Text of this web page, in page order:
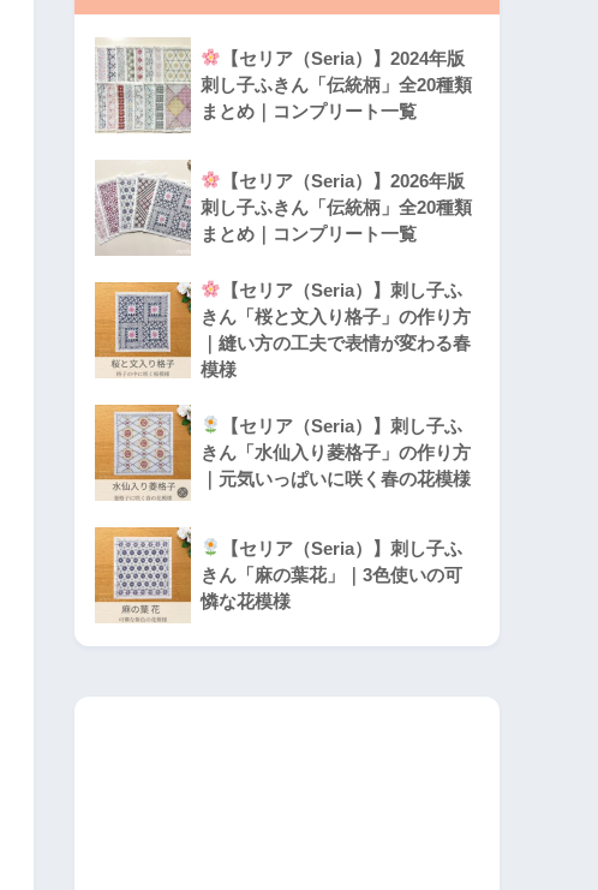
【セリア（Seria）】2024年版
刺し子ふきん「伝統柄」全20種類
まとめ｜コンプリート一覧
【セリア（Seria）】2026年版
刺し子ふきん「伝統柄」全20種類
まとめ｜コンプリート一覧
【セリア（Seria）】刺し子ふ
きん「桜と文入り格子」の作り方
｜縫い方の工夫で表情が変わる春
模様
【セリア（Seria）】刺し子ふ
きん「水仙入り菱格子」の作り方
｜元気いっぱいに咲く春の花模様
【セリア（Seria）】刺し子ふ
きん「麻の葉花」｜3色使いの可
憐な花模様